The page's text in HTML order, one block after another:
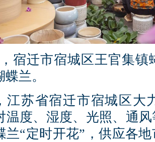
宿迁市宿城区王官集
兰。
江苏省宿迁市宿城区大
温度、湿度、光照、通
兰“定时开花”，供应各